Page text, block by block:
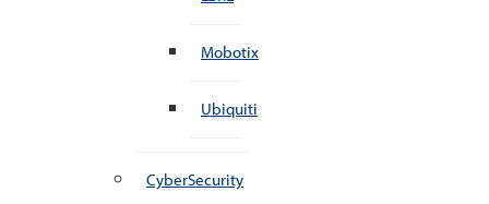
Mobotix
Ubiquiti
CyberSecurity